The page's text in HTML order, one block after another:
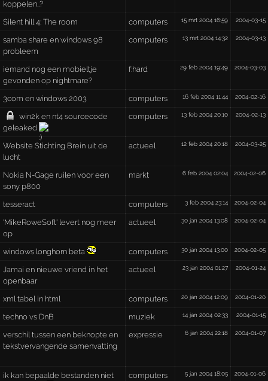
koppelen..?
Silent hill 4: The room computers 15 mrt 2004 16:59 2004-03-15
samba share en windows 98
probleem
computers 13 mrt 2004 14:32 2004-03-13
iemand nog een mobieltje
gevonden op nightmare?
f:hard 29 feb 2004 19:49 2004-03-03
3com en windows 2003 computers 16 feb 2004 11:44 2004-02-16
win2k en nt4 sourcecode
geleaked
computers 13 feb 2004 20:10 2004-02-13
Website Stichting Brein uit de
lucht
actueel 12 feb 2004 20:18 2004-03-25
Nokia N-Gage ruilen voor een
sony p800
markt 6 feb 2004 02:04 2004-02-06
tesseract computers 3 feb 2004 23:14 2004-02-04
'MikeRoweSoft' levert nog meer
op
actueel 30 jan 2004 13:08 2004-02-04
windows longhorn beta computers 30 jan 2004 13:00 2004-02-05
Jamai en nieuwe vriend in het
openbaar
actueel 23 jan 2004 01:27 2004-01-24
xml tabel in html computers 20 jan 2004 12:09 2004-01-20
techno vs DnB muziek 14 jan 2004 02:33 2004-01-15
verschil tussen een beknopte en
tekstvervangende samenvatting
expressie 6 jan 2004 22:18 2004-01-07
ik kan bepaalde bestanden niet
computers 5 jan 2004 18:05 2004-01-06